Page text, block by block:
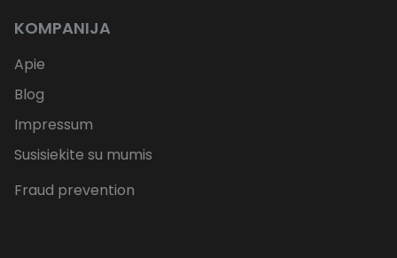
KOMPANIJA
Apie
Blog
Impressum
Susisiekite su mumis
Fraud prevention